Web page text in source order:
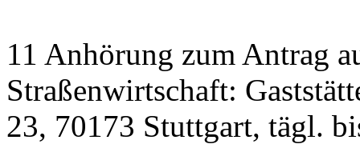
11 Anhörung zum Antrag
Straßenwirtschaft:
23, 70173 Stuttgart, tägl.